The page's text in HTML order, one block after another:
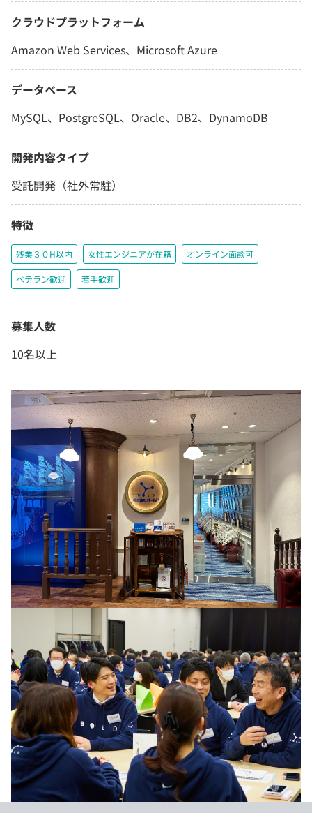
クラウドプラットフォーム
Amazon Web Services、Microsoft Azure
データベース
MySQL、PostgreSQL、Oracle、DB2、DynamoDB
開発内容タイプ
受託開発（社外常駐）
特徴
残業３０H以内 女性エンジニアが在籍 オンライン面談可
ベテラン歓迎 若手歓迎
募集人数
10名以上